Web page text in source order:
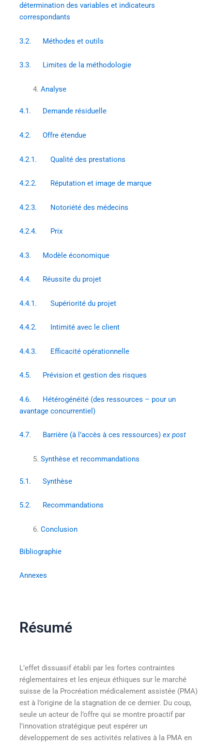
détermination des variables et indicateurs
correspondants
3.2. Méthodes et outils
3.3. Limites de la méthodologie
Analyse
4.1. Demande résiduelle
4.2. Offre étendue
4.2.1. Qualité des prestations
4.2.2. Réputation et image de marque
4.2.3. Notoriété des médecins
4.2.4. Prix
4.3. Modèle économique
4.4. Réussite du projet
4.4.1. Supériorité du projet
4.4.2. Intimité avec le client
4.4.3. Efficacité opérationnelle
4.5. Prévision et gestion des risques
4.6. Hétérogénéité (des ressources – pour un
avantage concurrentiel)
4.7. Barrière (à l’accès à ces ressources) ex post
Synthèse et recommandations
5.1. Synthèse
5.2. Recommandations
Conclusion
Bibliographie
Annexes
Résumé
L’effet dissuasif établi par les fortes contraintes
réglementaires et les enjeux éthiques sur le marché
suisse de la Procréation médicalement assistée (PMA)
est à l’origine de la stagnation de ce dernier. Du coup,
seule un acteur de l’offre qui se montre proactif par
l’innovation stratégique peut espérer un
développement de ses activités relatives à la PMA en